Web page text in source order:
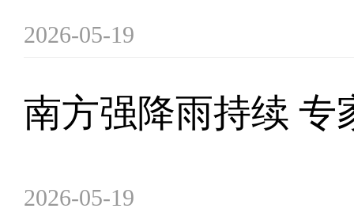
2026-05-19
南方强降雨持续 专
2026-05-19